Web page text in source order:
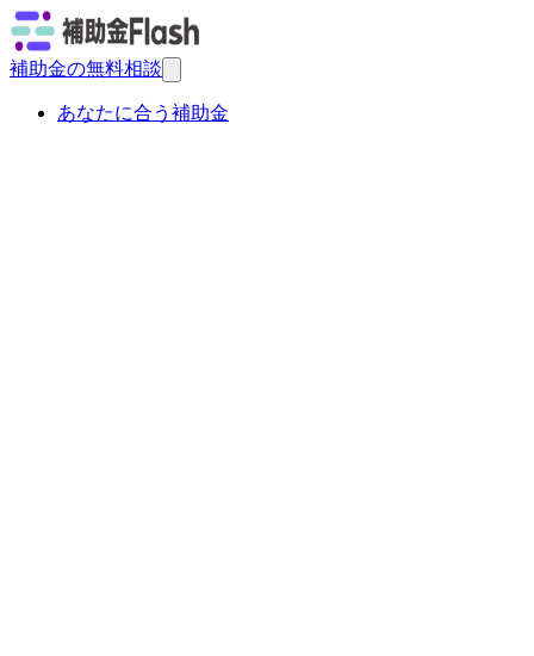
補助金の無料相談
あなたに合う補助金